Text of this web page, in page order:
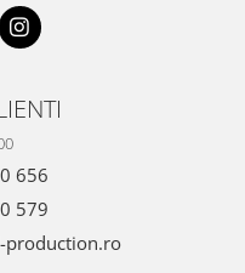
656
579
production.ro